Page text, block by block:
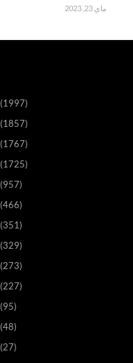
ماي 23, 2023
(1997)
(1857)
(1767)
(1725)
(957)
(466)
(351)
(329)
(273)
(227)
(95)
(48)
(27)